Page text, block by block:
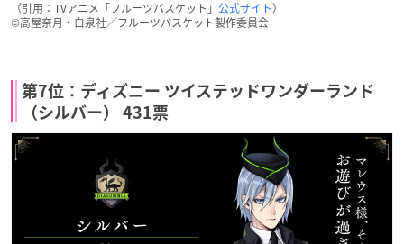
（引用：TVアニメ「フルーツバスケット」 公式サイト）
©高屋奈月・白泉社／フルーツバスケット製作委員会
第7位：ディズニー ツイステッドワンダーランド
（シルバー） 431票